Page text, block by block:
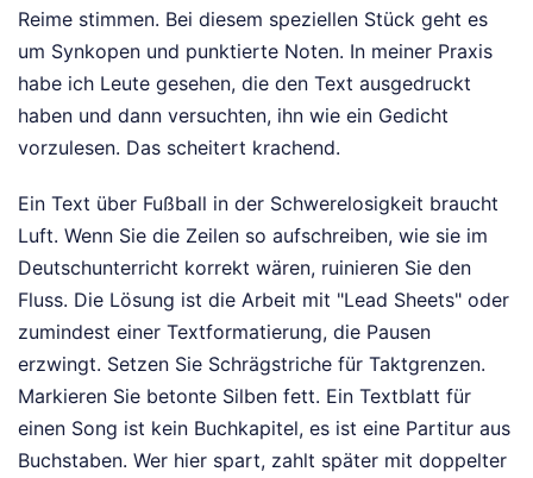
Reime stimmen. Bei diesem speziellen Stück geht es
um Synkopen und punktierte Noten. In meiner Praxis
habe ich Leute gesehen, die den Text ausgedruckt
haben und dann versuchten, ihn wie ein Gedicht
vorzulesen. Das scheitert krachend.
Ein Text über Fußball in der Schwerelosigkeit braucht
Luft. Wenn Sie die Zeilen so aufschreiben, wie sie im
Deutschunterricht korrekt wären, ruinieren Sie den
Fluss. Die Lösung ist die Arbeit mit "Lead Sheets" oder
zumindest einer Textformatierung, die Pausen
erzwingt. Setzen Sie Schrägstriche für Taktgrenzen.
Markieren Sie betonte Silben fett. Ein Textblatt für
einen Song ist kein Buchkapitel, es ist eine Partitur aus
Buchstaben. Wer hier spart, zahlt später mit doppelter